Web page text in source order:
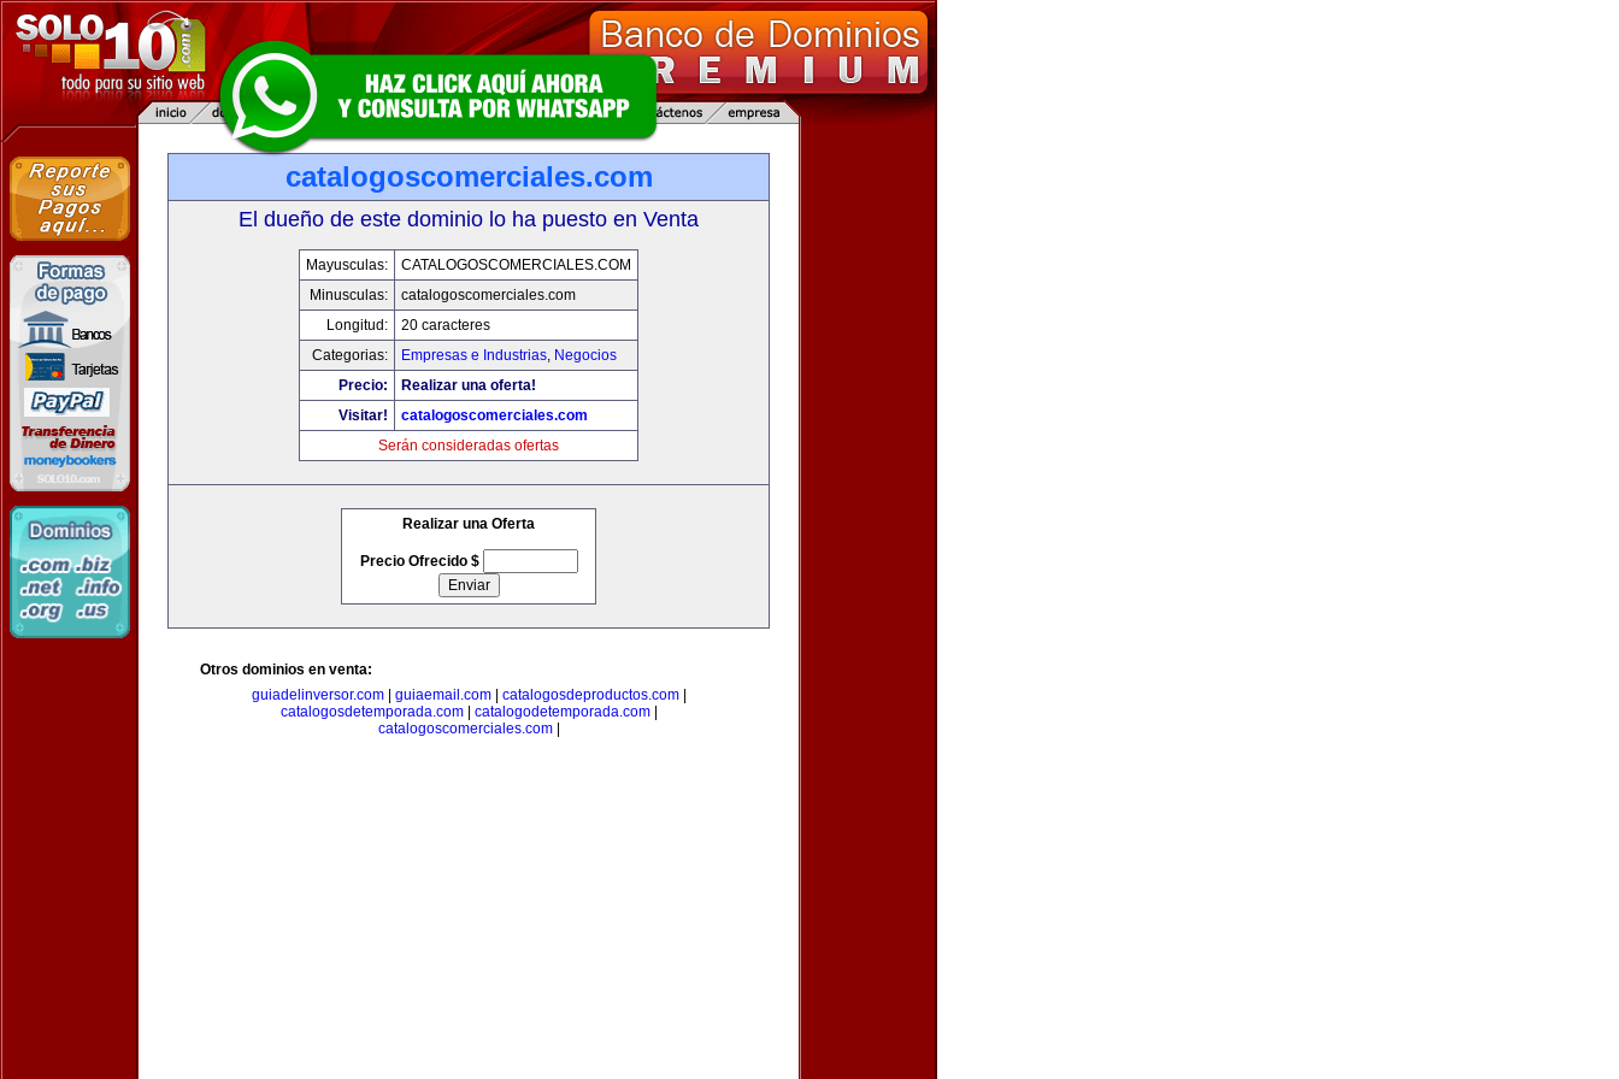
catalogoscomerciales.com
El dueño de este dominio lo ha puesto en Venta
Mayusculas:
CATALOGOSCOMERCIALES.COM
Minusculas:
catalogoscomerciales.com
Longitud:
20 caracteres
Categorias:
Empresas e Industrias, Negocios
Precio:
Realizar una oferta!
Visitar!
catalogoscomerciales.com
Serán consideradas ofertas
Realizar una Oferta
Precio Ofrecido $
Otros dominios en venta:
guiadelinversor.com| guiaemail.com| catalogosdeproductos.com|
catalogosdetemporada.com| catalogodetemporada.com|
catalogoscomerciales.com|